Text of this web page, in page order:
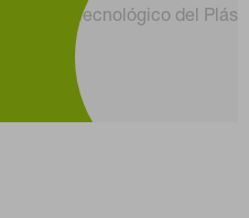
Tecnológico del